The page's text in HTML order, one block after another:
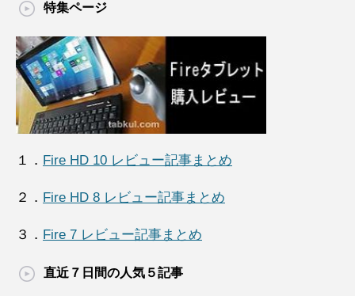
特集ページ
１． Fire HD 10 レビュー記事まとめ
２． Fire HD 8 レビュー記事まとめ
３． Fire 7 レビュー記事まとめ
直近７日間の人気５記事